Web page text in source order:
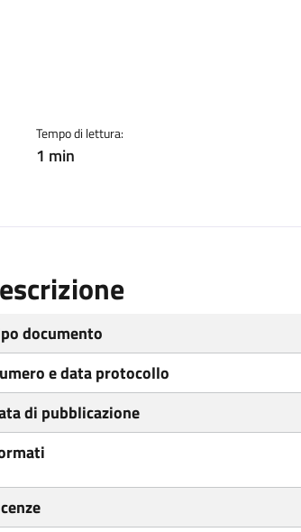
Tempo di lettura:
1 min
documento
e data protocollo
di pubblicazione